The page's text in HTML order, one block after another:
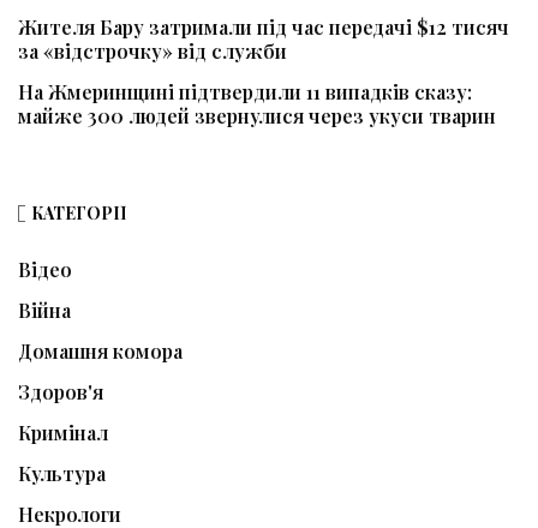
Жителя Бару затримали під час передачі $12 тисяч
за «відстрочку» від служби
На Жмеринщині підтвердили 11 випадків сказу:
майже 300 людей звернулися через укуси тварин
КАТЕГОРІЇ
Відео
Війна
Домашня комора
Здоров'я
Кримінал
Культура
Некрологи